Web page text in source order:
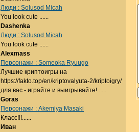
Люди : Solusod Micah
You look cute ......
Dashenka
Люди : Solusod Micah
You look cute ......
Alexmass
Персонажи : Someoka Ryuugo
Лучшие криптоигры на
https://fakto.top/en/kriptovalyuta-2/kriptoigry/
для вас - играйте и выигрывайте!......
Goras
Персонажи : Akemiya Masaki
Класс!!!......
Иван